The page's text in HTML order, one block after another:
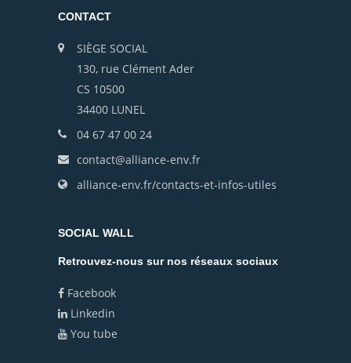
CONTACT
SIÈGE SOCIAL
130, rue Clément Ader
CS 10500
34400 LUNEL
04 67 47 00 24
contact@alliance-env.fr
alliance-env.fr/contacts-et-infos-utiles
SOCIAL WALL
Retrouvez-nous sur nos réseaux sociaux
Facebook
Linkedin
You tube